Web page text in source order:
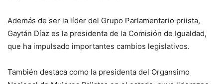
Además de ser la líder del Grupo Parlamentario priista,
Gaytán Díaz es la presidenta de la Comisión de Igualdad,
que ha impulsado importantes cambios legislativos.
También destaca como la presidenta del Organsimo